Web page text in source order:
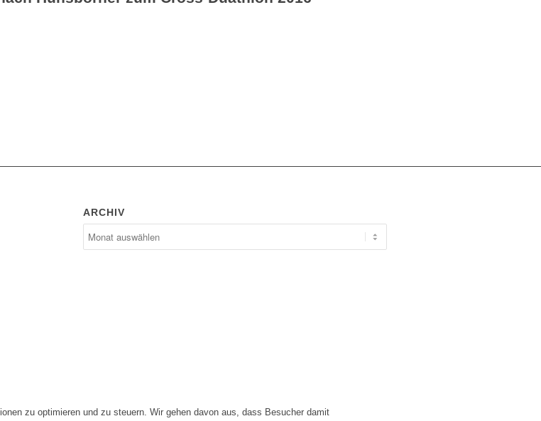
ARCHIV
zu optimieren und zu steuern. Wir gehen davon aus, dass Besucher damit